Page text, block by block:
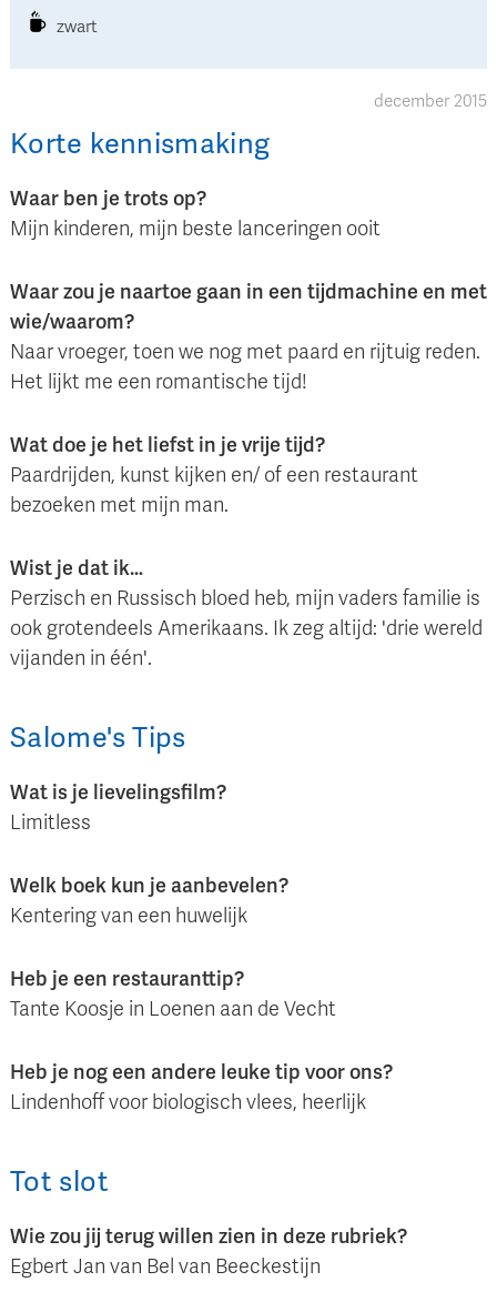
zwart
december 2015
Korte kennismaking
Waar ben je trots op?
Mijn kinderen, mijn beste lanceringen ooit
Waar zou je naartoe gaan in een tijdmachine en met
wie/waarom?
Naar vroeger, toen we nog met paard en rijtuig reden.
Het lijkt me een romantische tijd!
Wat doe je het liefst in je vrije tijd?
Paardrijden, kunst kijken en/ of een restaurant
bezoeken met mijn man.
Wist je dat ik…
Perzisch en Russisch bloed heb, mijn vaders familie is
ook grotendeels Amerikaans. Ik zeg altijd: 'drie wereld
vijanden in één'.
Salome'sTips
Wat is je lievelingsfilm?
Limitless
Welk boek kun je aanbevelen?
Kentering van een huwelijk
Heb je een restauranttip?
Tante Koosje in Loenen aan de Vecht
Heb je nog een andere leuke tip voor ons?
Lindenhoff voor biologisch vlees, heerlijk
Tot slot
Wie zou jij terug willen zien in deze rubriek?
Egbert Jan van Bel van Beeckestijn